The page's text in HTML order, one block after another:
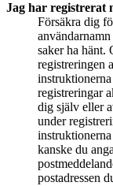
Jag har registrerat
Försäkra dig
saker ha hänt.
registreringen
registreringar
dig själv eller
under
kanske du
postadressen